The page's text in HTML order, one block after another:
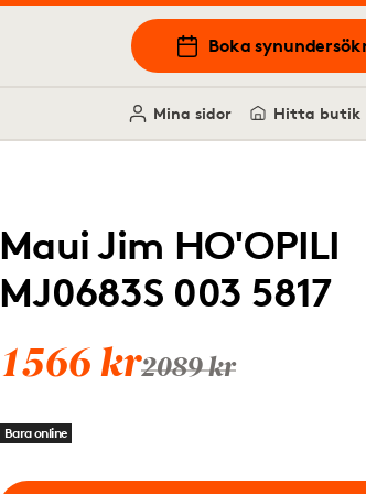
Boka
Mina sidor Hitta butik
Maui Jim HO'OPILI
MJ0683S 003 5817
1566 kr2089 kr
Bara online